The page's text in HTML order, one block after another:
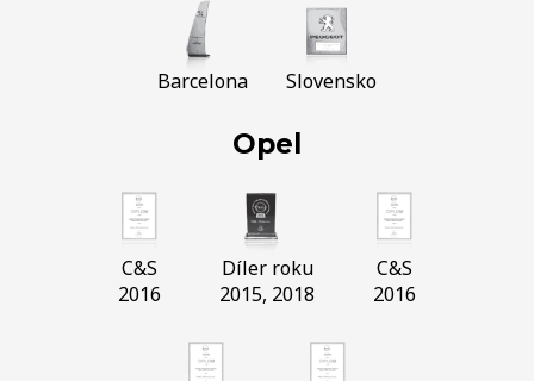
Barcelona Slovensko
Opel
C&S
2016
Díler roku
2015, 2018
C&S
2016